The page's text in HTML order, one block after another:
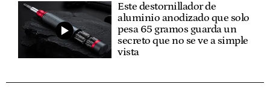
Este destornillador de
aluminio anodizado que solo
pesa 65 gramos guarda un
secreto que no se ve a simple
vista